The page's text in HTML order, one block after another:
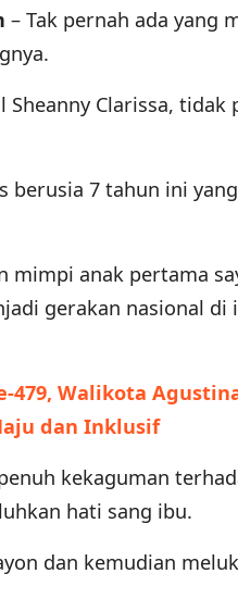
– Tak pernah ada yang
Clarissa,
berusia 7 tahun ini
mimpi anak pertama
gerakan nasional
479, Walikota
dan Inklusif
kekaguman
hati sang ibu.
dan kemudian